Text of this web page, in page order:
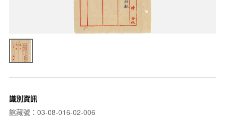
識別資訊
館藏號：03-08-016-02-006